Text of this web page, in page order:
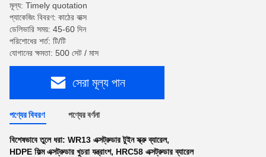
মূল্য: Timely quotation
প্যাকেজিং বিবরণ: কাঠের বাক্স
ডেলিভারি সময়: 45-60 দিন
পরিশোধের শর্ত: টি/টি
যোগানের ক্ষমতা: 500 সেট / মাস
সেরা মূল্য পান
পণ্যের বিবরণ পণ্যের বর্ণনা
বিশেষভাবে তুলে ধরা: WR13 এক্সট্রুডার টুইন স্ক্রু ব্যারেল,
HDPE ফিল্ম এক্সট্রুডার খুচরা যন্ত্রাংশ, HRC58 এক্সট্রুডার ব্যারেল